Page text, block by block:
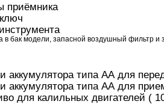
приёмника
в бак модели, запасной воздушный фильтр и
аккумулятора типа АА для
аккумулятора типа АА для
для калильных двигателей (